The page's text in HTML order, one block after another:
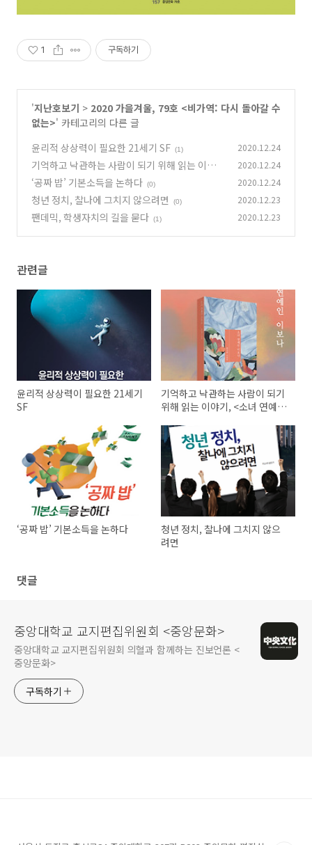
1 구독하기
'지난호보기 > 2020 가을겨울, 79호 <비가역: 다시 돌아갈 수
없는>' 카테고리의 다른 글
윤리적 상상력이 필요한 21세기 SF (1) 2020.12.24
기억하고 낙관하는 사람이 되기 위해 읽는 이야
기, <소녀 연예인 이보나> (0)
2020.12.24
‘공짜 밥’ 기본소득을 논하다 (0) 2020.12.24
청년 정치, 찰나에 그치지 않으려면 (0) 2020.12.23
팬데믹, 학생자치의 길을 묻다 (1) 2020.12.23
관련글
윤리적 상상력이 필요한 21세기
SF
기억하고 낙관하는 사람이 되기
위해 읽는 이야기, <소녀 연예인
‘공짜 밥’ 기본소득을 논하다
청년 정치, 찰나에 그치지 않으
려면
댓글
중앙대학교 교지편집위원회 <중앙문화>
중앙대학교 교지편집위원회 의혈과 함께하는 진보언론 <
중앙문화>
구독하기